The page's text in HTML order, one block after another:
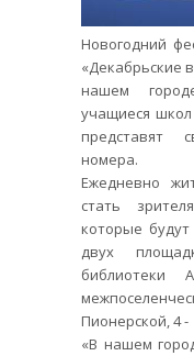
Новогодний
«Декабрьские
нашем
учащиеся школ
представят
номера.
Ежедневно
стать
которые
двух
Пионерской, 4 -
«В нашем